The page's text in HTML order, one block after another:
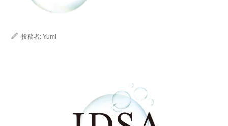
投稿者: Yumi